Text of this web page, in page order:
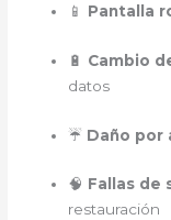
📱 Pantalla
🔋 Cambio
datos
☔ Daño por
🧠 Fallas de
restauración